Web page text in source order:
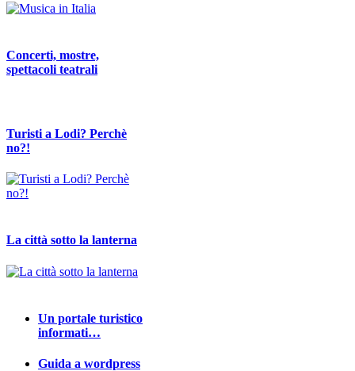
Concerti, mostre,
spettacoli teatrali
Turisti a Lodi? Perchè
no?!
La città sotto la lanterna
Un portale turistico
informati…
Guida a wordpress